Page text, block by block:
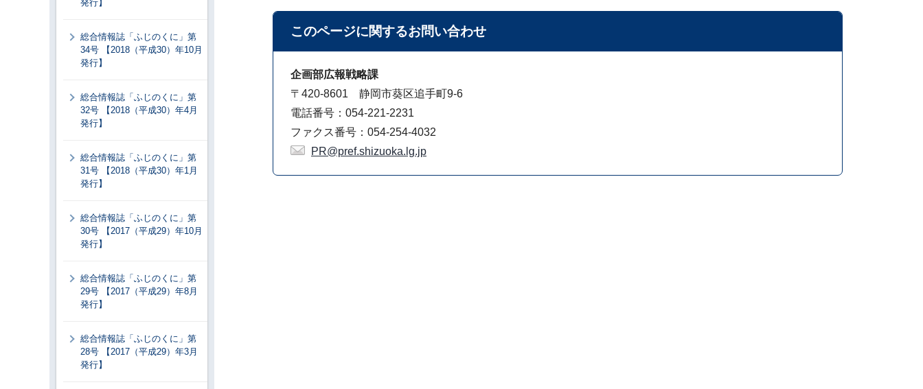
このページに関するお問い合わせ
企画部広報戦略課
〒420-8601 静岡市葵区追手町9-6
電話番号：054-221-2231
ファクス番号：054-254-4032
PR@pref.shizuoka.lg.jp
発行】
総合情報誌「ふじのくに」第
34号 【2018（平成30）年10月
発行】
総合情報誌「ふじのくに」第
32号 【2018（平成30）年4月
発行】
総合情報誌「ふじのくに」第
31号 【2018（平成30）年1月
発行】
総合情報誌「ふじのくに」第
30号 【2017（平成29）年10月
発行】
総合情報誌「ふじのくに」第
29号 【2017（平成29）年8月
発行】
総合情報誌「ふじのくに」第
28号 【2017（平成29）年3月
発行】